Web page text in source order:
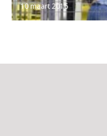
10 maart 2016